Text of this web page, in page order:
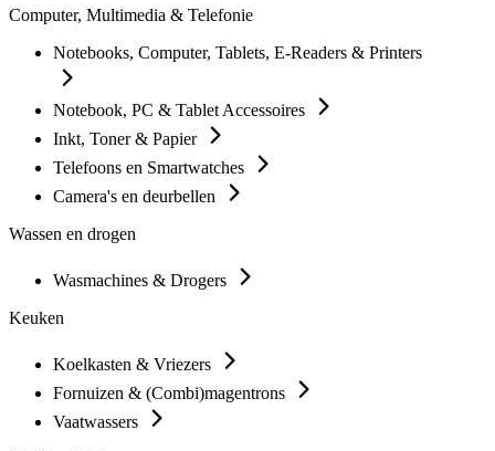
Computer, Multimedia & Telefonie
Notebooks, Computer, Tablets, E-Readers & Printers
Notebook, PC & Tablet Accessoires
Inkt, Toner & Papier
Telefoons en Smartwatches
Camera's en deurbellen
Wassen en drogen
Wasmachines & Drogers
Keuken
Koelkasten & Vriezers
Fornuizen & (Combi)magentrons
Vaatwassers